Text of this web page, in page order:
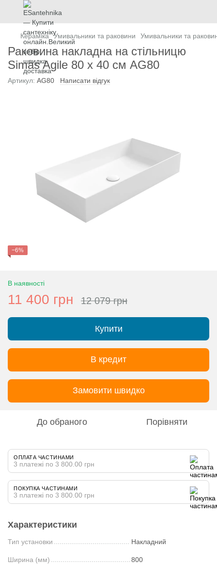
Кераміка Умивальники та раковини Умивальники та
Раковина накладна на стільницю
Simas Agile 80 х 40 см AG80
Артикул: AG80 Написати відгук
−6%
В наявності
11 400 грн 12 079 грн
Купити
В кредит
Замовити швидко
До обраного Порівняти
ОПЛАТА ЧАСТИНАМИ
3 платежі по 3 800.00 грн
ПОКУПКА ЧАСТИНАМИ
3 платежі по 3 800.00 грн
Характеристики
Тип установки Накладний
Ширина (мм) 800